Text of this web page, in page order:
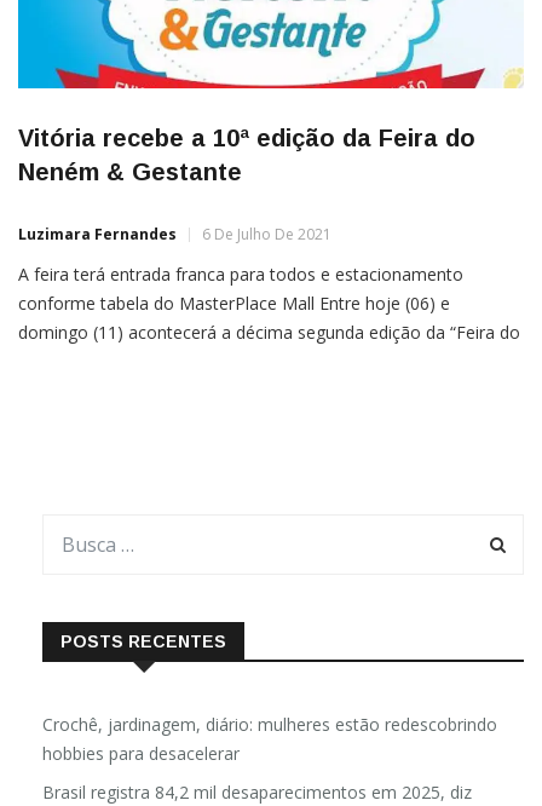
Vitória recebe a 10ª edição da Feira do
Neném & Gestante
Luzimara Fernandes 6 De Julho De 2021
A feira terá entrada franca para todos e estacionamento
conforme tabela do MasterPlace Mall Entre hoje (06) e
domingo (11) acontecerá a décima segunda edição da “Feira do
POSTS RECENTES
Crochê, jardinagem, diário: mulheres estão redescobrindo
hobbies para desacelerar
Brasil registra 84,2 mil desaparecimentos em 2025, diz